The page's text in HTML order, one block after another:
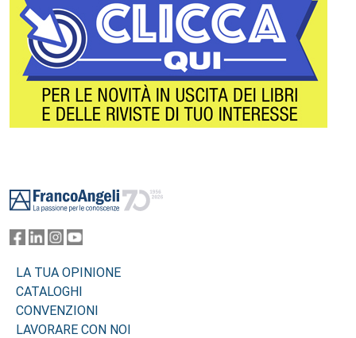
LA TUA OPINIONE
CATALOGHI
CONVENZIONI
LAVORARE CON NOI